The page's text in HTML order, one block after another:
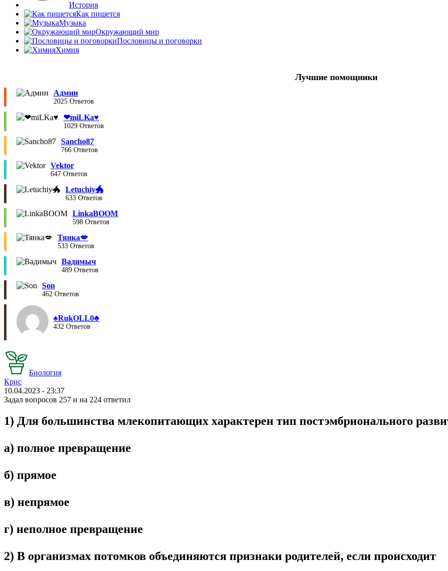
История
Как пишется
Музыка
Окружающий мир
Пословицы и поговорки
Химия
Лучшие помощники
Админ
2025 Ответов
❤︎miLKa♥︎
1029 Ответов
Sancho87
766 Ответов
Vektor
647 Ответов
Letuchiy🐲
633 Ответов
LinkaBOOM
598 Ответов
Тянка💋
533 Ответов
Вадимыч
489 Ответов
Son
462 Ответов
♠︎RukOLL0♣︎
432 Ответов
Биология
Крис
10.04.2023 - 23:37
Задал вопросов 257 и на 224 ответил
1) Для большинства млекопитающих характерен тип постэмбрионального
а) полное превращение
б) прямое
в) непрямое
г) неполное превращение
2) В организмах потомков объединяются признаки родителей, если происходит